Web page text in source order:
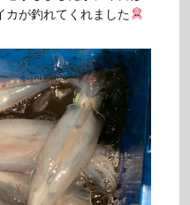
カが釣れてくれました